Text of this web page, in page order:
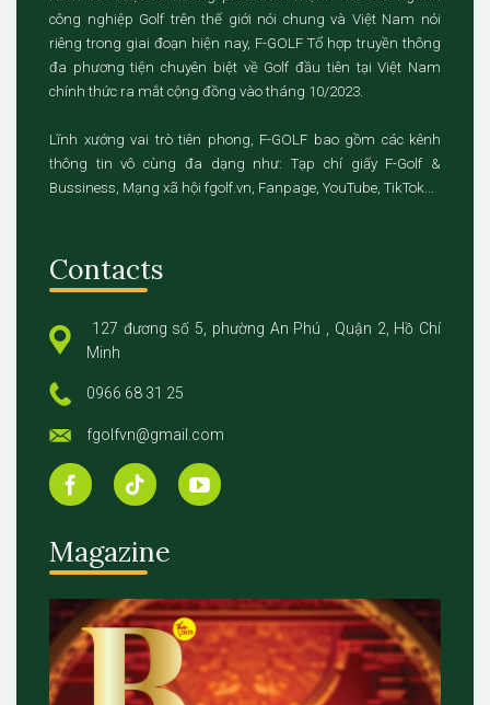
công nghiệp Golf trên thế giới nói chung và Việt Nam nói
riêng trong giai đoạn hiện nay, F-GOLF Tổ hợp truyền thông
đa phương tiện chuyên biệt về Golf đầu tiên tại Việt Nam
chính thức ra mắt cộng đồng vào tháng 10/2023.
Lĩnh xướng vai trò tiên phong, F-GOLF bao gồm các kênh
thông tin vô cùng đa dạng như: Tạp chí giấy F-Golf &
Bussiness, Mạng xã hội fgolf.vn, Fanpage, YouTube, TikTok...
Contacts
127 đương số 5, phường An Phú , Quận 2, Hồ Chí
Minh
0966 68 31 25
fgolfvn@gmail.com
Magazine